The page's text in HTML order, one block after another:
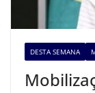
DESTA SEMANA